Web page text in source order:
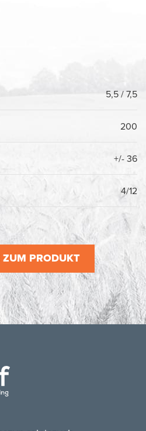
5,5 / 7,5
200
+/- 36
4/12
ZUM PRODUKT